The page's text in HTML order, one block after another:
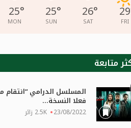
29
FRI
26°
SAT
25°
SUN
25°
MON
متابعة
المسلسل الدرامي
فعلا النسخة...
23/08/2022 2.5K زائر